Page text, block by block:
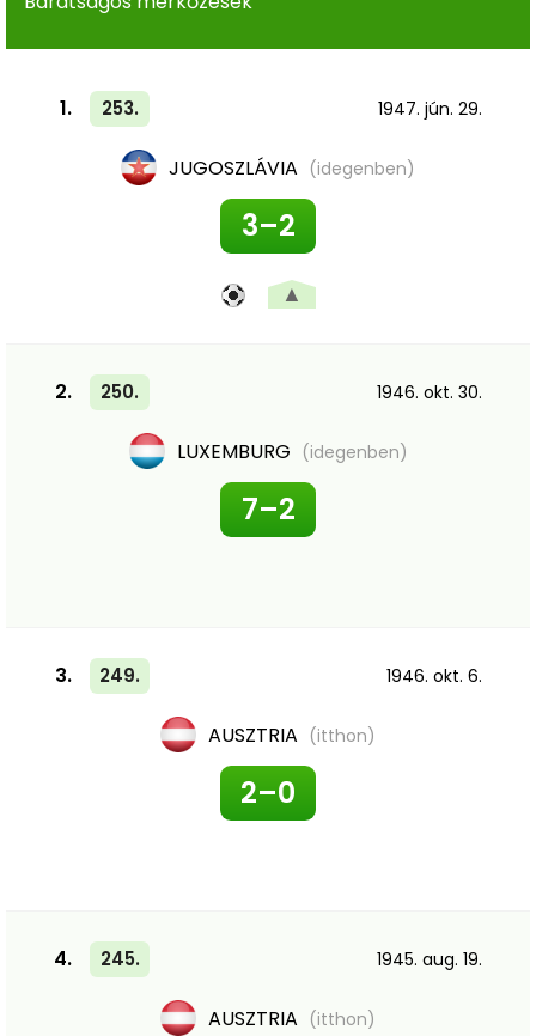
1. 253. 1947. jún. 29.
JUGOSZLÁVIA (idegenben)
3–2
▲
2. 250. 1946. okt. 30.
LUXEMBURG (idegenben)
7–2
3. 249. 1946. okt. 6.
AUSZTRIA (itthon)
2–0
4. 245. 1945. aug. 19.
AUSZTRIA (itthon)